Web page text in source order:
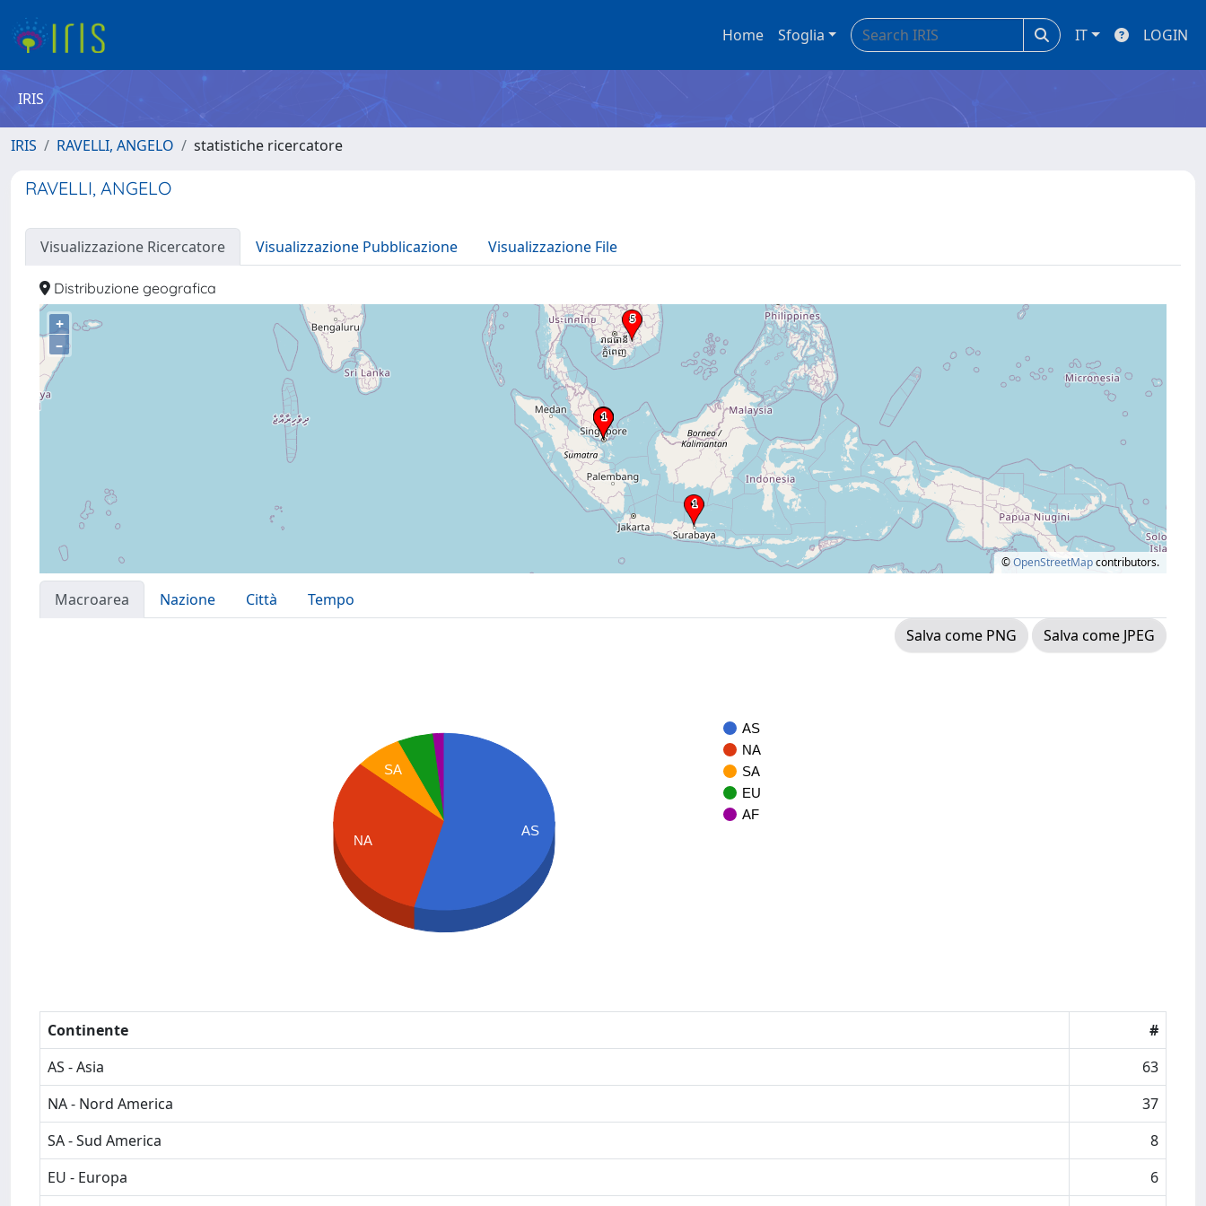
Home Sfoglia IT LOGIN
IRIS
IRIS RAVELLI, ANGELO statistiche ricercatore
RAVELLI, ANGELO
Visualizzazione Ricercatore Visualizzazione Pubblicazione Visualizzazione File
Distribuzione geografica
+
–
©OpenStreetMapcontributors.
Macroarea Nazione Città
Tempo
Salva come PNG
Salva come JPEG
AS
NA
SA
EU
AF
SA
NA
AS
Continente
#
AS - Asia
63
NA - Nord America
37
SA - Sud America
8
EU - Europa
6